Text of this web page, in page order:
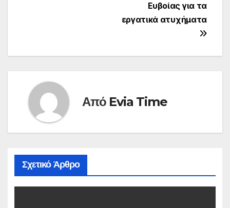
Ευβοίας για τα
εργατικά ατυχήματα
Από Evia Time
Σχετικό Άρθρο